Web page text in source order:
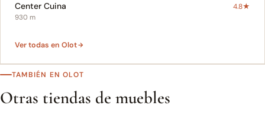
Center Cuina 4.8★
930 m
Ver todas en Olot
TAMBIÉN EN OLOT
Otras tiendas de muebles